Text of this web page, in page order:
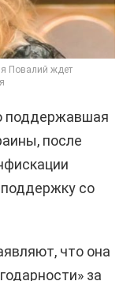
Повалий ждет
поддержавшая
после
со
что она
за